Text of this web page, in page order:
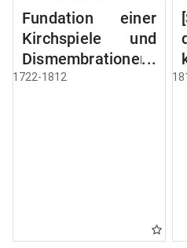
Fundation einer
Kirchspiele und
Dismembrationen-
Sache
1722-1812